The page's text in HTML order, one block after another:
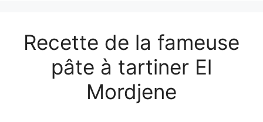
Recette de la fameuse
pâte à tartiner El
Mordjene